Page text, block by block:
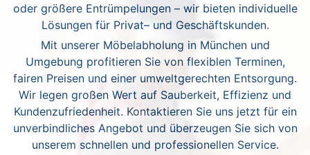
oder größere Entrümpelungen – wir bieten individuelle
Lösungen für Privat– und Geschäftskunden.
Mit unserer Möbelabholung in München und
Umgebung profitieren Sie von flexiblen Terminen,
fairen Preisen und einer umweltgerechten Entsorgung.
Wir legen großen Wert auf Sauberkeit, Effizienz und
Kundenzufriedenheit. Kontaktieren Sie uns jetzt für ein
unverbindliches Angebot und überzeugen Sie sich von
unserem schnellen und professionellen Service.